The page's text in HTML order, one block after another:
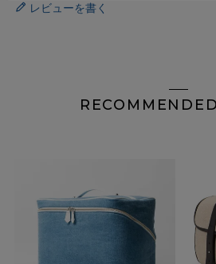
レビューを書く